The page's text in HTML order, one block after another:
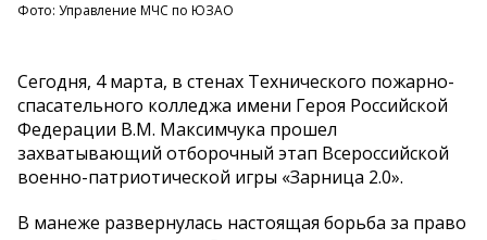
Фото: Управление МЧС по ЮЗАО
Сегодня, 4 марта, в стенах Технического пожарно-
спасательного колледжа имени Героя Российской
Федерации В.М. Максимчука прошел
захватывающий отборочный этап Всероссийской
военно-патриотической игры «Зарница 2.0».
В манеже развернулась настоящая борьба за право